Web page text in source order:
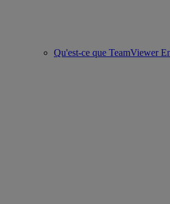
Qu'est-ce que TeamViewer